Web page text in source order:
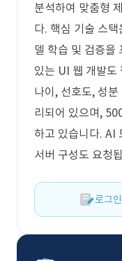
분석하여 맞춤형
다. 핵심 기술 스
델 학습 및 검증을
있는 UI 웹 개발도
나이, 선호도, 성
리되어 있으며,
하고 있습니다. AI
서버 구성도 요청
로그